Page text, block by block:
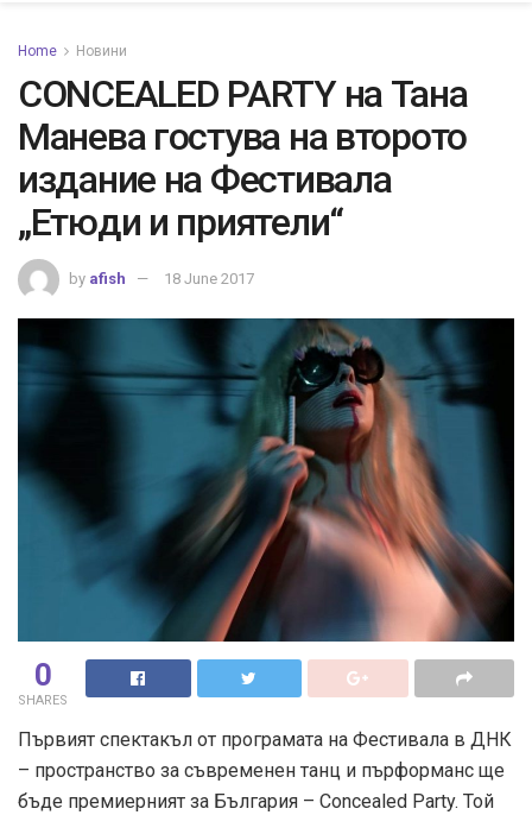
Home Новини
CONCEALED PARTY на Тана
Манева гостува на второто
издание на Фестивала
„Етюди и приятели“
by afish 18 June 2017
0
SHARES
Първият спектакъл от програмата на Фестивала в ДНК
– пространство за съвременен танц и пърформанс ще
бъде премиерният за България – Concealed Party. Той